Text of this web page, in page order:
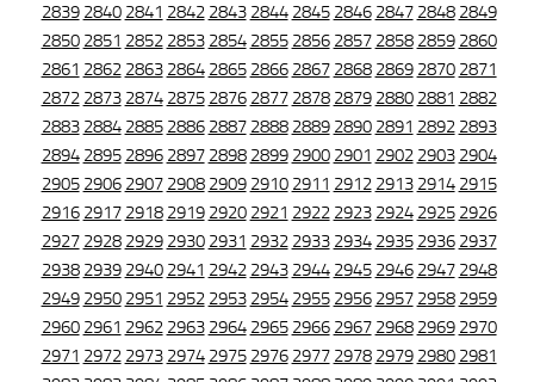
2839 2840 2841 2842 2843 2844 2845 2846 2847 2848 2849
2850 2851 2852 2853 2854 2855 2856 2857 2858 2859 2860
2861 2862 2863 2864 2865 2866 2867 2868 2869 2870 2871
2872 2873 2874 2875 2876 2877 2878 2879 2880 2881 2882
2883 2884 2885 2886 2887 2888 2889 2890 2891 2892 2893
2894 2895 2896 2897 2898 2899 2900 2901 2902 2903 2904
2905 2906 2907 2908 2909 2910 2911 2912 2913 2914 2915
2916 2917 2918 2919 2920 2921 2922 2923 2924 2925 2926
2927 2928 2929 2930 2931 2932 2933 2934 2935 2936 2937
2938 2939 2940 2941 2942 2943 2944 2945 2946 2947 2948
2949 2950 2951 2952 2953 2954 2955 2956 2957 2958 2959
2960 2961 2962 2963 2964 2965 2966 2967 2968 2969 2970
2971 2972 2973 2974 2975 2976 2977 2978 2979 2980 2981